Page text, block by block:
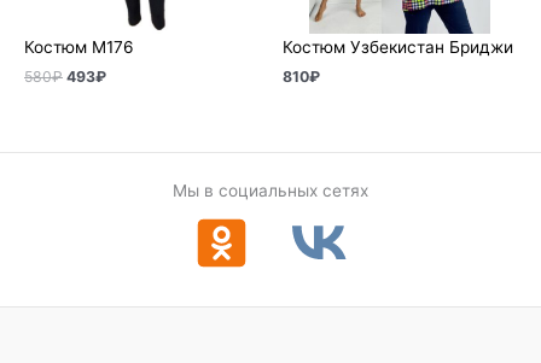
Костюм М176
580₽ 493₽
Костюм Узбекистан Бриджи
810₽
Мы в социальных сетях